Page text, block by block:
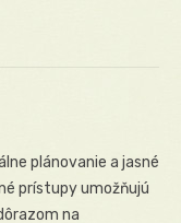
plánovanie a jasné
prístupy umožňujú
na